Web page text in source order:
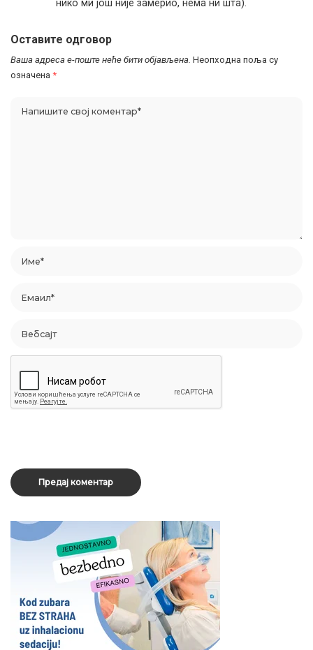
нико ми још није замерио, нема ни шта).
Оставите одговор
Ваша адреса е-поште неће бити објављена. Неопходна поља су
означена *